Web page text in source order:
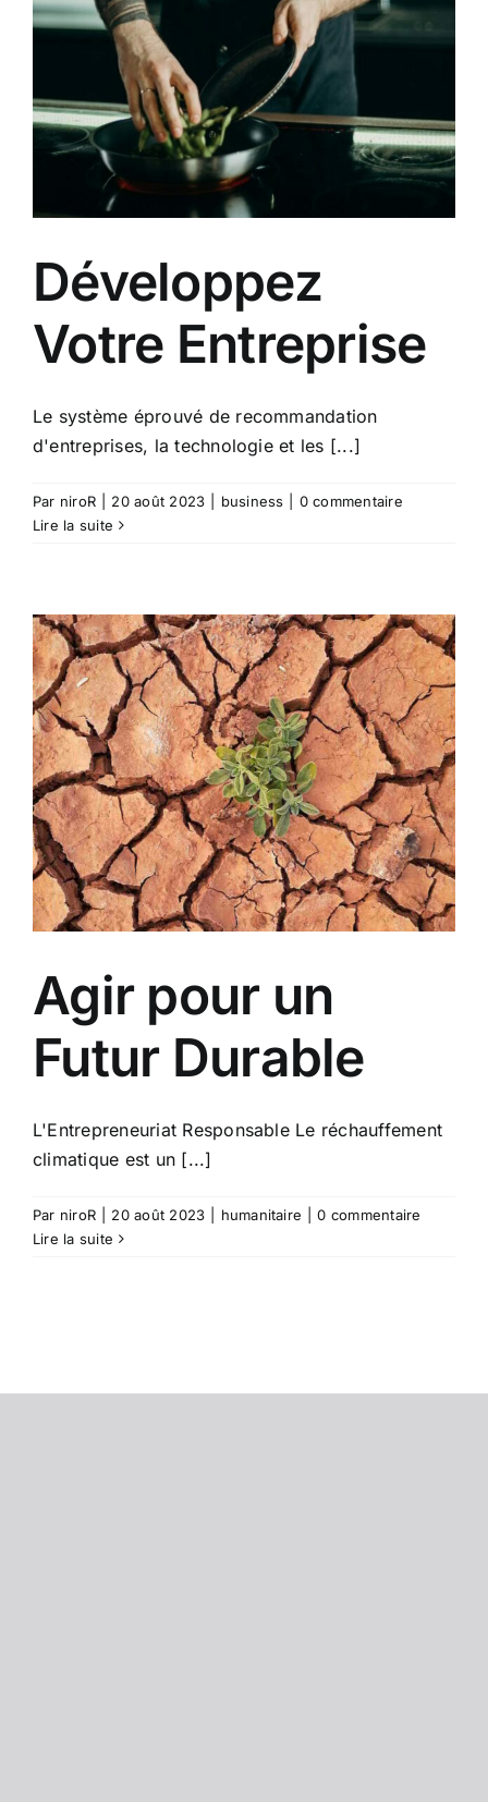
Développez
Votre Entreprise
Le système éprouvé de recommandation
d'entreprises, la technologie et les [...]
Par niroR 20 août 2023 business
0 commentaire
Lire la suite
Agir pour un
Futur Durable
L'Entrepreneuriat Responsable Le réchauffement
climatique est un [...]
Par niroR 20 août 2023 humanitaire
0 commentaire
Lire la suite